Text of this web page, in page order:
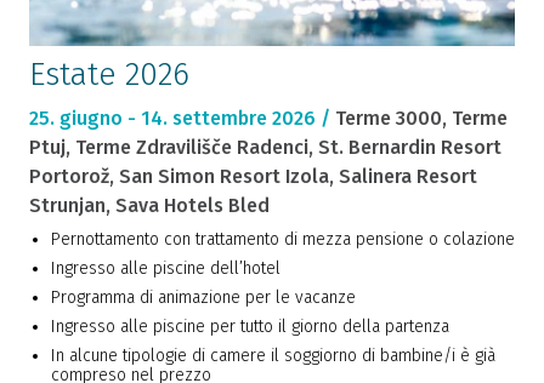
Estate 2026
25. giugno - 14. settembre 2026 / Terme 3000, Terme
Ptuj, Terme Zdravilišče Radenci, St. Bernardin Resort
Portorož, San Simon Resort Izola, Salinera Resort
Strunjan, Sava Hotels Bled
Pernottamento con trattamento di mezza pensione o colazione
Ingresso alle piscine dell’hotel
Programma di animazione per le vacanze
Ingresso alle piscine per tutto il giorno della partenza
In alcune tipologie di camere il soggiorno di bambine/i è già
compreso nel prezzo